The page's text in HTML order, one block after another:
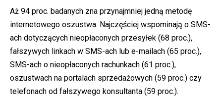
Aż 94 proc. badanych zna przynajmniej jedną metodę
internetowego oszustwa. Najczęściej wspominają o SMS-
ach dotyczących nieopłaconych przesyłek (68 proc.),
fałszywych linkach w SMS-ach lub e-mailach (65 proc.),
SMS-ach o nieopłaconych rachunkach (61 proc.),
oszustwach na portalach sprzedażowych (59 proc.) czy
telefonach od fałszywego konsultanta (59 proc.).